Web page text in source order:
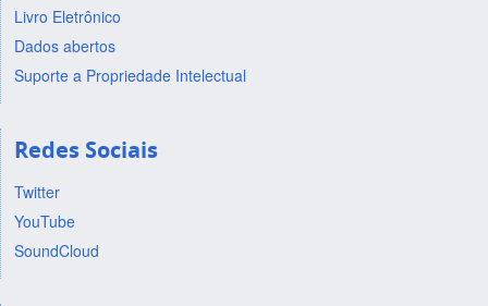
Livro Eletrônico
Dados abertos
Suporte a Propriedade Intelectual
Redes Sociais
Twitter
YouTube
SoundCloud